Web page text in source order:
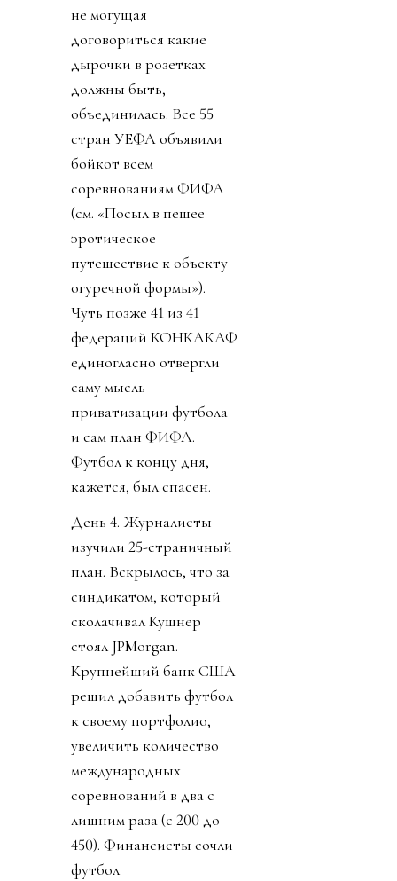
не могущая
договориться какие
дырочки в розетках
должны быть,
объединилась. Все 55
стран УЕФА объявили
бойкот всем
соревнованиям ФИФА
(см. «Посыл в пешее
эротическое
путешествие к объекту
огуречной формы»).
Чуть позже 41 из 41
федераций КОНКАКАФ
единогласно отвергли
саму мысль
приватизации футбола
и сам план ФИФА.
Футбол к концу дня,
кажется, был спасен.
День 4. Журналисты
изучили 25-страничный
план. Вскрылось, что за
синдикатом, который
сколачивал Кушнер
стоял JPMorgan.
Крупнейший банк США
решил добавить футбол
к своему портфолио,
увеличить количество
международных
соревнований в два с
лишним раза (с 200 до
450). Финансисты сочли
футбол